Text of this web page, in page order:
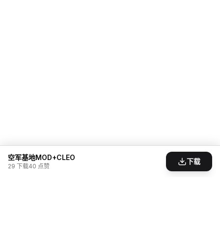
空军基地MOD+CLEO
29 下载40 点赞
下载